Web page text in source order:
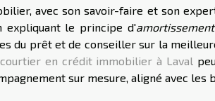
avec son savoir-faire et son
expliquant le principe d'amortissement
du prêt et de conseiller sur la
courtier en crédit immobilier à Laval
sur mesure, aligné avec les